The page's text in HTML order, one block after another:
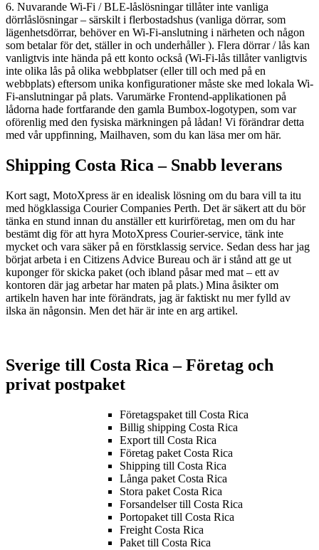
6. Nuvarande Wi-Fi / BLE-låslösningar tillåter inte vanliga
dörrlåslösningar – särskilt i flerbostadshus (vanliga dörrar, som
lägenhetsdörrar, behöver en Wi-Fi-anslutning i närheten och någon
som betalar för det, ställer in och underhåller ). Flera dörrar / lås kan
vanligtvis inte hända på ett konto också (Wi-Fi-lås tillåter vanligtvis
inte olika lås på olika webbplatser (eller till och med på en
webbplats) eftersom unika konfigurationer måste ske med lokala Wi-
Fi-anslutningar på plats. Varumärke Frontend-applikationen på
lådorna hade fortfarande den gamla Bumbox-logotypen, som var
oförenlig med den fysiska märkningen på lådan! Vi förändrar detta
med vår uppfinning, Mailhaven, som du kan läsa mer om här.
Shipping Costa Rica – Snabb leverans
Kort sagt, MotoXpress är en idealisk lösning om du bara vill ta itu
med högklassiga Courier Companies Perth. Det är säkert att du bör
tänka en stund innan du anställer ett kurirföretag, men om du har
bestämt dig för att hyra MotoXpress Courier-service, tänk inte
mycket och vara säker på en förstklassig service. Sedan dess har jag
börjat arbeta i en Citizens Advice Bureau och är i stånd att ge ut
kuponger för skicka paket (och ibland påsar med mat – ett av
kontoren där jag arbetar har maten på plats.) Mina åsikter om
artikeln haven har inte förändrats, jag är faktiskt nu mer fylld av
ilska än någonsin. Men det här är inte en arg artikel.
Sverige till Costa Rica – Företag och
privat postpaket
Företagspaket till Costa Rica
Billig shipping Costa Rica
Export till Costa Rica
Företag paket Costa Rica
Shipping till Costa Rica
Långa paket Costa Rica
Stora paket Costa Rica
Forsandelser till Costa Rica
Portopaket till Costa Rica
Freight Costa Rica
Paket till Costa Rica